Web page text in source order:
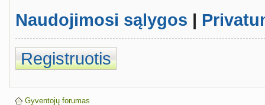
Naudojimosi sąlygos |
Registruotis
Gyventojų forumas